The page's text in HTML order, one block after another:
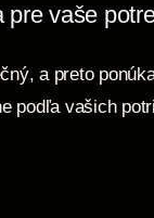
pre vaše
a preto
podľa vašich